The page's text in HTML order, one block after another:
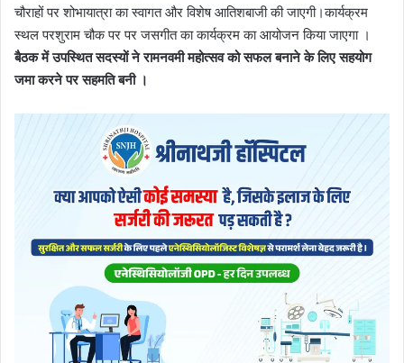
चौराहों पर शोभायात्रा का स्वागत और विशेष आतिशबाजी की जाएगी।कार्यक्रम
स्थल परशुराम चौक पर पर जसगीत का कार्यक्रम का आयोजन किया जाएगा ।
बैठक में उपस्थित सदस्यों ने रामनवमी महोत्सव को सफल बनाने के लिए सहयोग
जमा करने पर सहमति बनी ।